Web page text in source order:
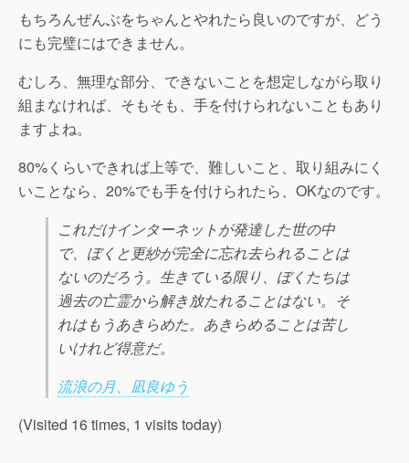
もちろんぜんぶをちゃんとやれたら良いのですが、どう
にも完璧にはできません。
むしろ、無理な部分、できないことを想定しながら取り
組まなければ、そもそも、手を付けられないこともあり
ますよね。
80%くらいできれば上等で、難しいこと、取り組みにく
いことなら、 20%でも手を付けられたら、 OKなのです。
これだけインターネットが発達した世の中
で、ぼくと更紗が完全に忘れ去られることは
ないのだろう。生きている限り、ぼくたちは
過去の亡霊から解き放たれることはない。そ
れはもうあきらめた。あきらめることは苦し
いけれど得意だ。
流浪の月、凪良ゆう
(Visited 16 times, 1 visits today)